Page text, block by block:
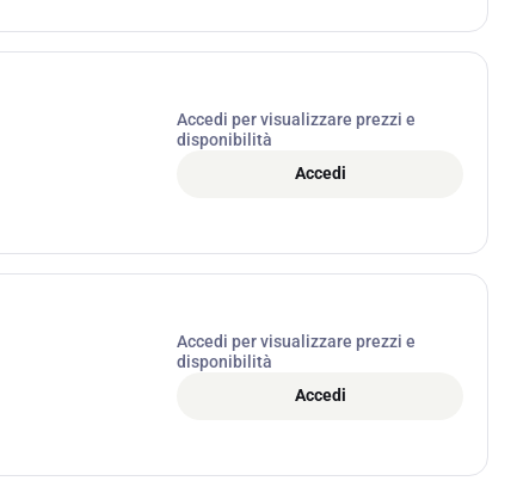
Accedi per visualizzare prezzi e
disponibilità
Accedi
Accedi per visualizzare prezzi e
disponibilità
Accedi